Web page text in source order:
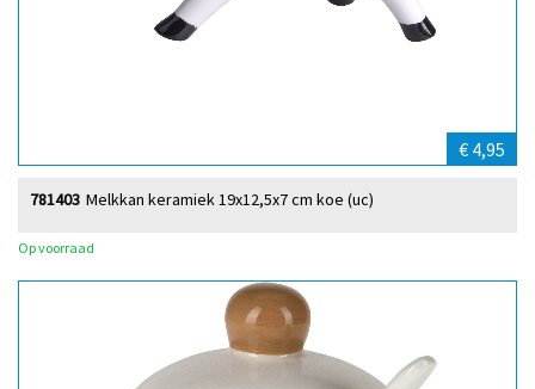
€ 4,95
Melkkan keramiek 19x12,5x7 cm koe (uc)
781403
Op voorraad